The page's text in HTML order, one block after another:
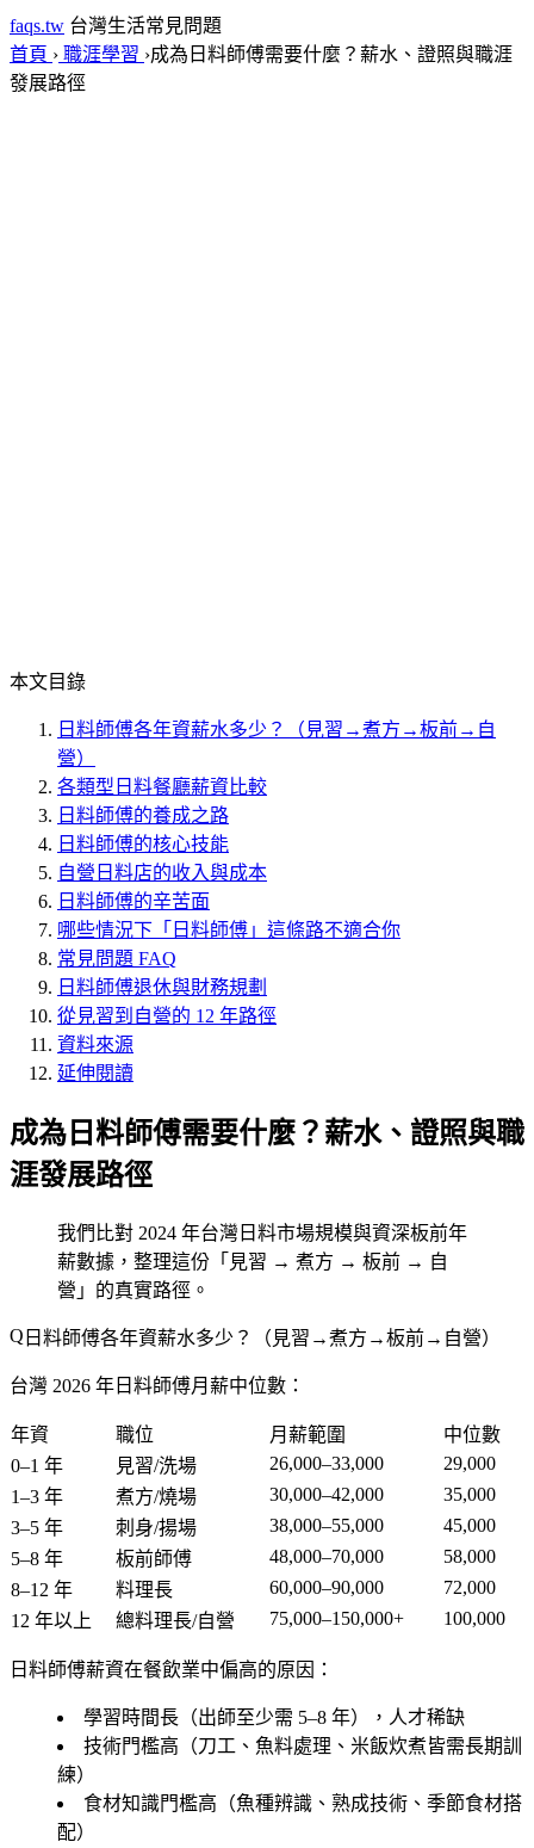
faqs.tw 台灣生活常見問題
首頁 › 職涯學習 ›成為日料師傅需要什麼？薪水、證照與職涯
發展路徑
本文目錄
日料師傅各年資薪水多少？（見習→煮方→板前→自
營）
各類型日料餐廳薪資比較
日料師傅的養成之路
日料師傅的核心技能
自營日料店的收入與成本
日料師傅的辛苦面
哪些情況下「日料師傅」這條路不適合你
常見問題 FAQ
日料師傅退休與財務規劃
從見習到自營的 12 年路徑
資料來源
延伸閱讀
成為日料師傅需要什麼？薪水、證照與職
涯發展路徑
我們比對 2024 年台灣日料市場規模與資深板前年
薪數據，整理這份「見習 → 煮方 → 板前 → 自
營」的真實路徑。
日料師傅各年資薪水多少？（見習→煮方→板前→自營）
台灣 2026 年日料師傅月薪中位數：
年資 職位 月薪範圍
中位數
0–1 年
見習/洗場 26,000–33,000
29,000
1–3 年
煮方/燒場 30,000–42,000
35,000
3–5 年
刺身/揚場 38,000–55,000
45,000
5–8 年
板前師傅 48,000–70,000
58,000
8–12 年
料理長 60,000–90,000
72,000
12 年以上
總料理長/自營 75,000–150,000+ 100,000
日料師傅薪資在餐飲業中偏高的原因：
學習時間長（出師至少需 5–8 年），人才稀缺
技術門檻高（刀工、魚料處理、米飯炊煮皆需長期訓
練）
食材知識門檻高（魚種辨識、熟成技術、季節食材搭
配）